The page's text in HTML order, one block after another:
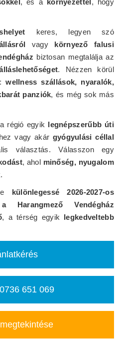
, és a környezettel , hogy
keres, legyen szó
vagy
környező falusi
biztosan megtalálja az
. Nézzen körül
wellness szállások, nyaralók,
panziók, és még sok más
a régió egyik
legnépszerűbb úti
vagy akár gyógyulási céllal
választás. Válasszon egy
, ahol minőség, nyugalom
különlegessé 2026-2027-os
Harangmező Vendégház
, a térség egyik
legkedveltebb
651 069